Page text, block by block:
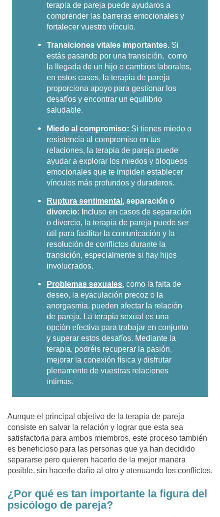
terapia de pareja puede ayudaros a
comprender las barreras emocionales y
fortalecer vuestro vínculo.
Transiciones vitales importantes. Si
estás pasando por una transición, como
la llegada de un hijo o cambios laborales,
en estos casos, la terapia de pareja
proporciona apoyo para gestionar los
desafíos y encontrar un equilibrio
saludable.
Miedo al compromiso: Si tienes miedo o
resistencia al compromiso en tus
relaciones, la terapia de pareja puede
ayudar a explorar los miedos y bloqueos
emocionales que te impiden establecer
vínculos más profundos y duraderos.
Ruptura sentimental, separación o
divorcio: Incluso en casos de separación
o divorcio, la terapia de pareja puede ser
útil para facilitar la comunicación y la
resolución de conflictos durante la
transición, especialmente si hay hijos
involucrados.
Problemas sexuales, como la falta de
deseo, la eyaculación precoz o la
anorgasmia, pueden afectar la relación
de pareja. La terapia sexual es una
opción efectiva para trabajar en conjunto
y superar estos desafíos. Mediante la
terapia, podréis recuperar la pasión,
mejorar la conexión física y disfrutar
plenamente de vuestras relaciones
íntimas.
Aunque el principal objetivo de la terapia de pareja
consiste en salvar la relación y lograr que esta sea
satisfactoria para ambos miembros, este proceso también
es beneficioso para las personas que ya han decidido
separarse pero quieren hacerlo de la mejor manera
posible, sin hacerle daño al otro y atenuando los conflictos.
¿Por qué es tan importante la figura del
psicólogo de pareja?